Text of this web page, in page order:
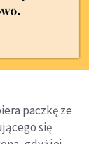
paczkę ze
się